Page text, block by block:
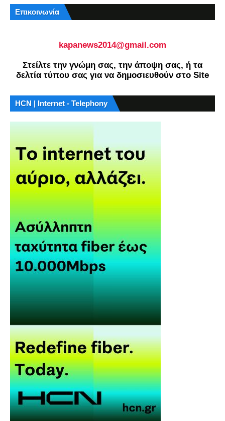
Επικοινωνία
kapanews2014@gmail.com
Στείλτε την γνώμη σας, την άποψη σας, ή τα
δελτία τύπου σας για να δημοσιευθούν στο Site
HCN | Internet - Telephony